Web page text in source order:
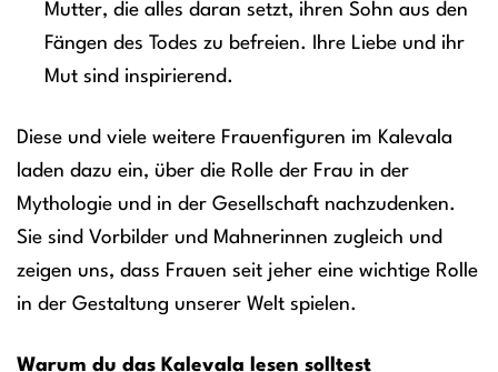
Mutter, die alles daran setzt, ihren Sohn aus den
Fängen des Todes zu befreien. Ihre Liebe und ihr
Mut sind inspirierend.
Diese und viele weitere Frauenfiguren im Kalevala
laden dazu ein, über die Rolle der Frau in der
Mythologie und in der Gesellschaft nachzudenken.
Sie sind Vorbilder und Mahnerinnen zugleich und
zeigen uns, dass Frauen seit jeher eine wichtige Rolle
in der Gestaltung unserer Welt spielen.
Warum du das Kalevala lesen solltest